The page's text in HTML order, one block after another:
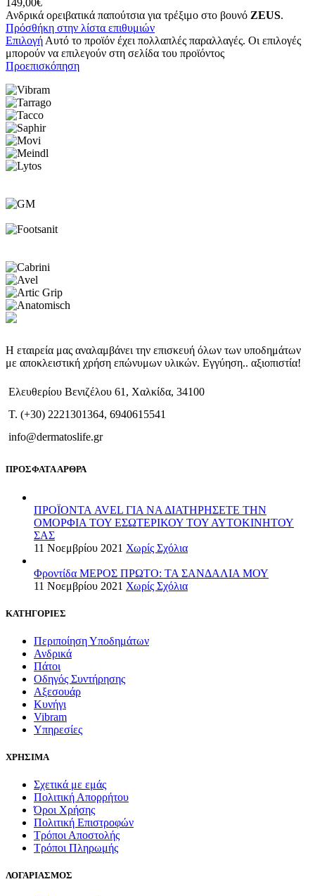
149,00€
Ανδρικά ορειβατικά παπούτσια για τρέξιμο στο βουνό ZEUS.
Πρόσθήκη στην λίστα επιθυμιών
Επιλογή Αυτό το προϊόν έχει πολλαπλές παραλλαγές. Οι επιλογές
μπορούν να επιλεγούν στη σελίδα του προϊόντος
Προεπισκόπηση
Η εταιρεία μας αναλαμβάνει την επισκευή όλων των υποδημάτων
με αποκλειστική χρήση επώνυμων υλικών. Εγγύηση.. αξιοπιστία!
Ελευθερίου Βενιζέλου 61, Χαλκίδα, 34100
T. (+30) 2221301364, 6940615541
info@dermatoslife.gr
ΠΡΟΣΦΑΤΑ ΑΡΘΡΑ
ΠΡΟΪΟΝΤΑ AVEL ΓΙΑ ΝΑ ΔΙΑΤΗΡΗΣΕΤΕ ΤΗΝ
ΟΜΟΡΦΙΑ ΤΟΥ ΕΣΩΤΕΡΙΚΟΥ ΤΟΥ ΑΥΤΟΚΙΝΗΤΟΥ
ΣΑΣ
11 Νοεμβρίου 2021 Χωρίς Σχόλια
Φροντίδα ΜΕΡΟΣ ΠΡΩΤΟ: ΤΑ ΣΑΝΔΑΛΙΑ ΜΟΥ
11 Νοεμβρίου 2021 Χωρίς Σχόλια
ΚΑΤΗΓΟΡΙΕΣ
Περιποίηση Υποδημάτων
Ανδρικά
Πάτοι
Οδηγός Συντήρησης
Αξεσουάρ
Κυνήγι
Vibram
Υπηρεσίες
ΧΡΗΣΙΜΑ
Σχετικά με εμάς
Πολιτική Απορρήτου
Όροι Χρήσης
Πολιτική Επιστροφών
Τρόποι Αποστολής
Τρόποι Πληρωμής
ΛΟΓΑΡΙΑΣΜΟΣ